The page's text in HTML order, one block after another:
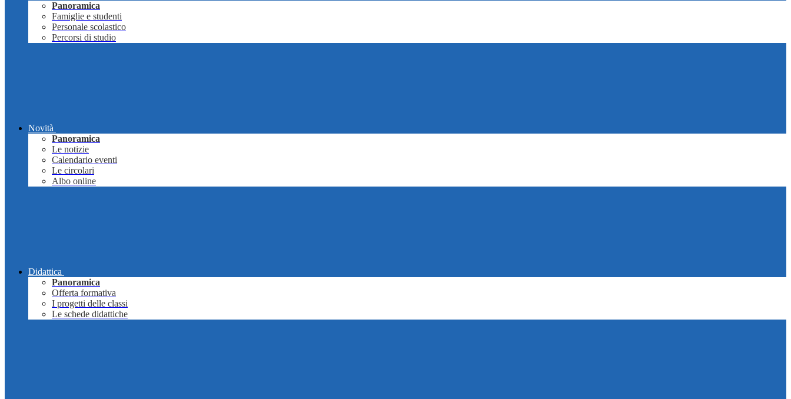
Panoramica
Famiglie e studenti
Personale scolastico
Percorsi di studio
Novità
Panoramica
Le notizie
Calendario eventi
Le circolari
Albo online
Didattica
Panoramica
Offerta formativa
I progetti delle classi
Le schede didattiche